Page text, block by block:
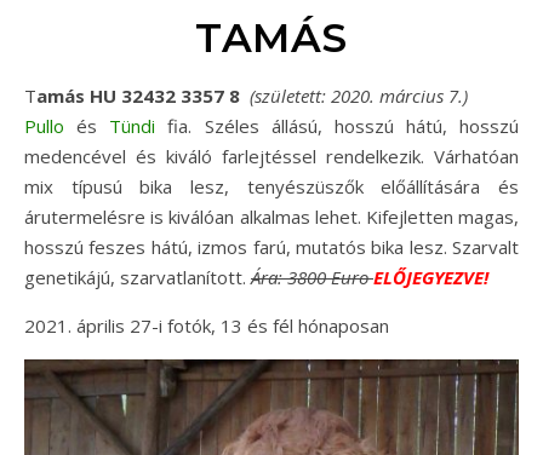
TAMÁS
Tamás HU 32432 3357 8 (született: 2020. március 7.)
Pulloés Tündi fia. Széles állású, hosszú hátú, hosszú
medencével és kiváló farlejtéssel rendelkezik. Várhatóan
mix típusú bika lesz, tenyészüszők előállítására és
árutermelésre is kiválóan alkalmas lehet. Kifejletten magas,
hosszú feszes hátú, izmos farú, mutatós bika lesz. Szarvalt
genetikájú, szarvatlanított.Ára: 3800 EuroELŐJEGYEZVE!
2021. április 27-i fotók, 13 és fél hónaposan